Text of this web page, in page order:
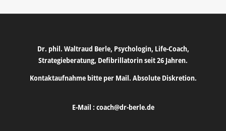
Dr. phil. Waltraud Berle, Psychologin, Life-Coach,
Strategieberatung, Defibrillatorin seit 26 Jahren.
Kontaktaufnahme bitte per Mail. Absolute Diskretion.
E-Mail : coach@dr-berle.de